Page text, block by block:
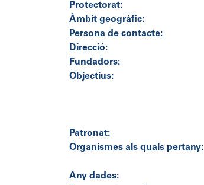
Protectorat:
Àmbit geogràfic:
Persona de contacte:
Direcció:
Fundadors:
Objectius:
Patronat:
Organismes als quals pertany:
Any dades: